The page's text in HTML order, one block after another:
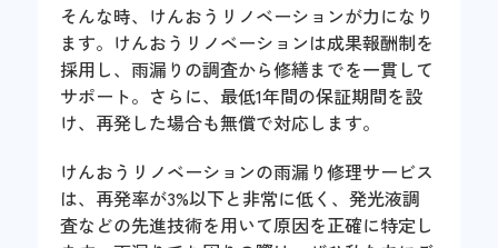
そんな時、けんおうリノベーションが力になり
ます。けんおうリノベーションは成果報酬制を
採用し、雨漏りの調査から修繕までを一貫して
サポート。さらに、最低1年間の保証期間を設
け、再発した場合も無償で対応します。
けんおうリノベーションの雨漏り修理サービス
は、再発率が3%以下と非常に低く、発光液調
査などの先進技術を用いて原因を正確に特定し